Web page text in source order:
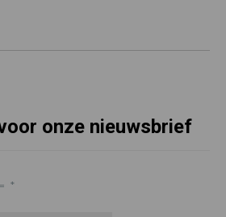
onze nieuwsbrief
*